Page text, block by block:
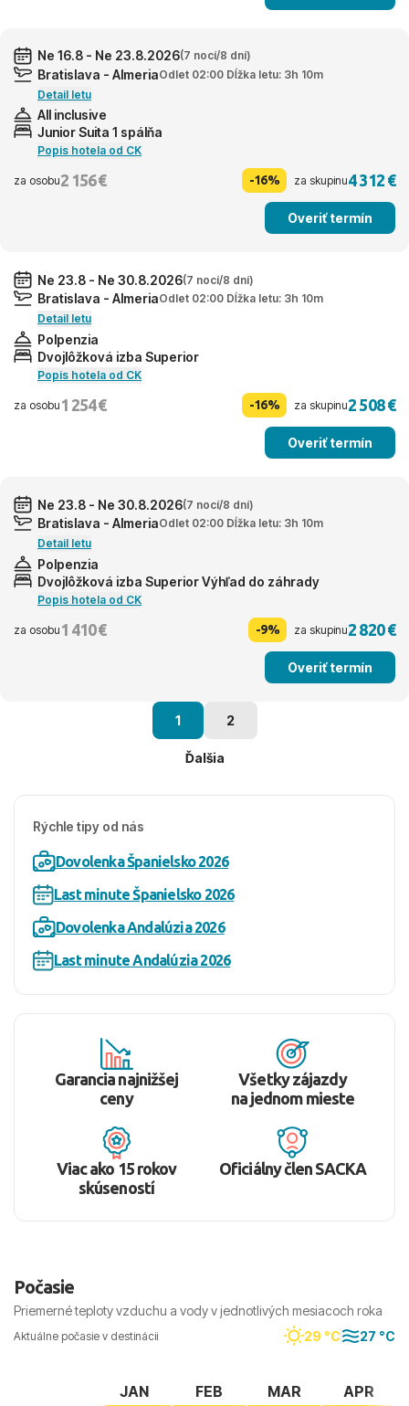
Ne 16.8 - Ne 23.8.2026(7 nocí/8 dní)
Bratislava - AlmeriaOdlet 02:00 Dĺžka letu: 3h 10m
Detail letu
All inclusive
Junior Suita 1 spálňa
Popis hotela od CK
za osobu2 156 € -16% za skupinu4 312 €
Overiť termín
Ne 23.8 - Ne 30.8.2026(7 nocí/8 dní)
Bratislava - AlmeriaOdlet 02:00 Dĺžka letu: 3h 10m
Detail letu
Polpenzia
Dvojlôžková izba Superior
Popis hotela od CK
za osobu 1 254 € -16% za skupinu2 508 €
Overiť termín
Ne 23.8 - Ne 30.8.2026(7 nocí/8 dní)
Bratislava - AlmeriaOdlet 02:00 Dĺžka letu: 3h 10m
Detail letu
Polpenzia
Dvojlôžková izba Superior Výhľad do záhrady
Popis hotela od CK
za osobu 1 410 € -9% za skupinu2 820 €
Overiť termín
1 2
Ďalšia
Rýchle tipy od nás
Dovolenka Španielsko 2026
Last minute Španielsko 2026
Dovolenka Andalúzia 2026
Last minute Andalúzia 2026
Garancia najnižšej
ceny
Všetky zájazdy
na jednom mieste
Viac ako 15 rokov
skúseností
Oficiálny člen SACKA
Počasie
Priemerné teploty vzduchu a vody v jednotlivých mesiacoch roka
Aktuálne počasie v destinácii 29 °C 27 °C
JAN
FEB
MAR
APR